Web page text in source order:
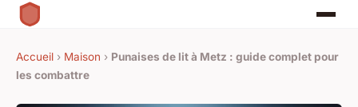
Accueil › Maison › Punaises de lit à Metz : guide complet pour
les combattre